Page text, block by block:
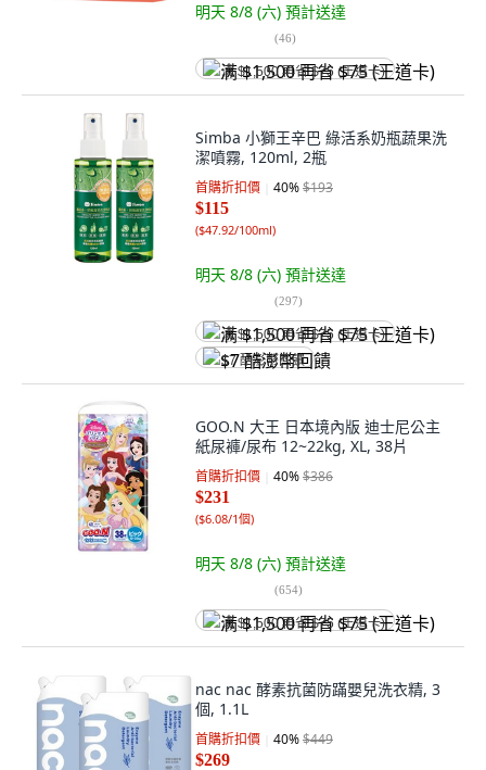
明天 8/8 (六) 預計送達
(46)
满 $1,500 再省 $75 (王道卡)
Simba 小獅王辛巴 綠活系奶瓶蔬果洗
潔噴霧, 120ml, 2瓶
首購折扣價 40%$193
$115
($47.92/100ml)
明天 8/8 (六) 預計送達
(297)
满 $1,500 再省 $75 (王道卡)
$7 酷澎幣回饋
GOO.N 大王 日本境內版 迪士尼公主
紙尿褲/尿布 12~22kg, XL, 38片
首購折扣價 40%$386
$231
($6.08/1個)
明天 8/8 (六) 預計送達
(654)
满 $1,500 再省 $75 (王道卡)
nac nac 酵素抗菌防蹣嬰兒洗衣精, 3
個, 1.1L
首購折扣價 40%$449
$269